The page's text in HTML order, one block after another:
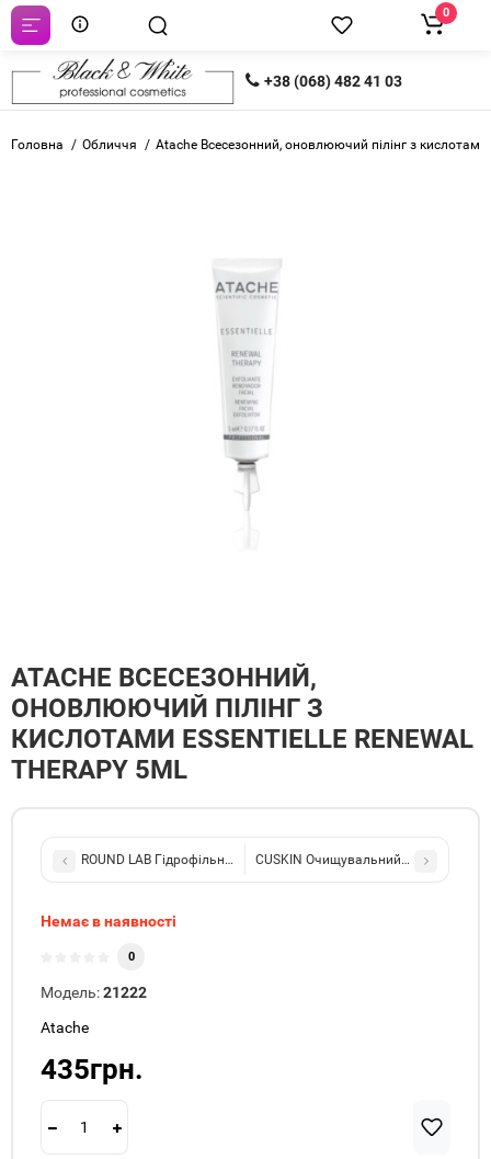
+38 (068) 482 41 03
0
Головна Обличчя Atache Всесезонний, оновлюючий пілінг з
ATACHE ВСЕСЕЗОННИЙ,
ОНОВЛЮЮЧИЙ ПІЛІНГ З
КИСЛОТАМИ ESSENTIELLE RENEWAL
THERAPY 5ML
ROUND LAB Гідрофільна олія з екстрактом чорних соєвих
Немає в наявності
0
Модель:21222
Atache
435грн.